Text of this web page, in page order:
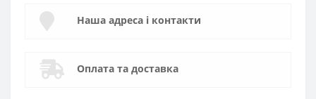
Наша адреса і контакти
Оплата та доставка